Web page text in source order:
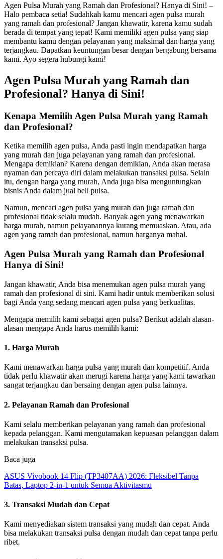
Agen Pulsa Murah yang Ramah dan Profesional? Hanya di Sini! –
Halo pembaca setia! Sudahkah kamu mencari agen pulsa murah
yang ramah dan profesional? Jangan khawatir, karena kamu sudah
berada di tempat yang tepat! Kami memiliki agen pulsa yang siap
membantu kamu dengan pelayanan yang maksimal dan harga yang
terjangkau. Dapatkan keuntungan besar dengan bergabung bersama
kami. Ayo segera hubungi kami!
Agen Pulsa Murah yang Ramah dan
Profesional? Hanya di Sini!
Kenapa Memilih Agen Pulsa Murah yang Ramah
dan Profesional?
Ketika memilih agen pulsa, Anda pasti ingin mendapatkan harga
yang murah dan juga pelayanan yang ramah dan profesional.
Mengapa demikian? Karena dengan demikian, Anda akan merasa
nyaman dan percaya diri dalam melakukan transaksi pulsa. Selain
itu, dengan harga yang murah, Anda juga bisa menguntungkan
bisnis Anda dalam jual beli pulsa.
Namun, mencari agen pulsa yang murah dan juga ramah dan
profesional tidak selalu mudah. Banyak agen yang menawarkan
harga murah, namun pelayanannya kurang memuaskan. Atau, ada
agen yang ramah dan profesional, namun harganya mahal.
Agen Pulsa Murah yang Ramah dan Profesional
Hanya di Sini!
Jangan khawatir, Anda bisa menemukan agen pulsa murah yang
ramah dan profesional di sini. Kami hadir untuk memberikan solusi
bagi Anda yang sedang mencari agen pulsa yang berkualitas.
Mengapa memilih kami sebagai agen pulsa? Berikut adalah alasan-
alasan mengapa Anda harus memilih kami:
1. Harga Murah
Kami menawarkan harga pulsa yang murah dan kompetitif. Anda
tidak perlu khawatir akan merugi karena harga yang kami tawarkan
sangat terjangkau dan bersaing dengan agen pulsa lainnya.
2. Pelayanan Ramah dan Profesional
Kami selalu memberikan pelayanan yang ramah dan profesional
kepada pelanggan. Kami mengutamakan kepuasan pelanggan dalam
melakukan transaksi pulsa.
Baca juga
ASUS Vivobook 14 Flip (TP3407AA) 2026: Fleksibel Tanpa
Batas, Laptop 2-in-1 untuk Semua Aktivitasmu
3. Transaksi Mudah dan Cepat
Kami menyediakan sistem transaksi yang mudah dan cepat. Anda
bisa melakukan transaksi pulsa dengan mudah dan cepat tanpa perlu
ribet.